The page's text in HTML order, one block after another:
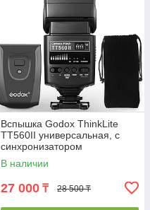
Вспышка Godox ThinkLite
TT560II универсальная, с
синхронизатором
В наличии
27 000 ₸ 28 500 ₸